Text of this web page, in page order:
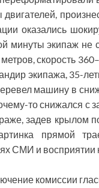
оказались
минуты экипаж
скорость
экипажа, 35-
машину в
то снижался с
задев крылом
прямой
СМИ и восприятии
комиссии